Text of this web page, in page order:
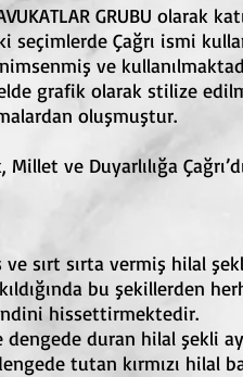
GRUBU olarak
seçimlerde Çağrı ismi
ve
grafik olarak stilize
oluşmuştur.
ve Duyarlılığa
sırt sırta vermiş hilal
bu şekillerden
hissettirmektedir.
duran hilal şekli
tutan kırmızı hilal